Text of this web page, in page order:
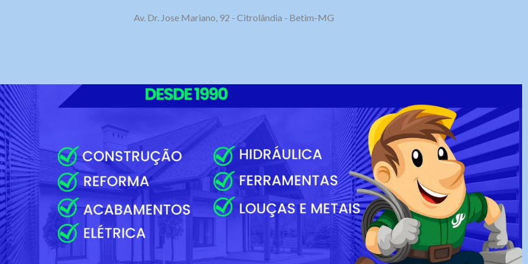
Av. Dr. Jose Mariano, 92 - Citrolândia - Betim-MG